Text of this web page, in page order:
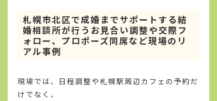
札幌市北区で成婚までサポートする結
婚相談所が行うお見合い調整や交際フ
ォロー、プロポーズ同席など現場のリ
アル事例
現場では、日程調整や札幌駅周辺カフェの予約だ
けでなく、